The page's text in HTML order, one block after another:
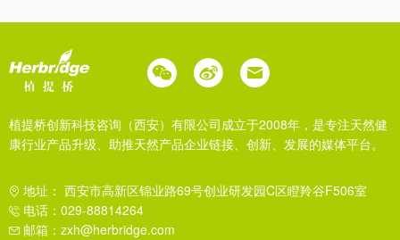
植提桥创新科技咨询（西安）有限公司成立于2008年，是专注天然健
康行业产品升级、助推天然产品企业链接、创新、发展的媒体平台。
地址： 西安市高新区锦业路69号创业研发园C区瞪羚谷F506室
电话：029-88814264
邮箱：zxh@herbridge.com